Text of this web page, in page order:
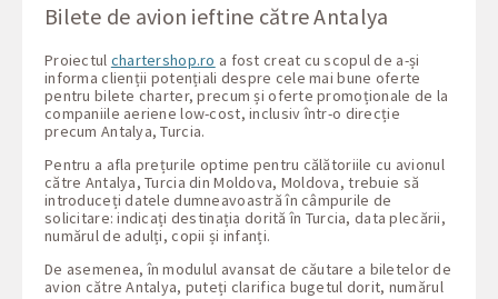
Bilete de avion ieftine către Antalya
Proiectul chartershop.ro a fost creat cu scopul de a-și
informa clienții potențiali despre cele mai bune oferte
pentru bilete charter, precum și oferte promoționale de la
companiile aeriene low-cost, inclusiv într-o direcție
precum Antalya, Turcia.
Pentru a afla prețurile optime pentru călătoriile cu avionul
către Antalya, Turcia din Moldova, Moldova, trebuie să
introduceți datele dumneavoastră în câmpurile de
solicitare: indicați destinația dorită în Turcia, data plecării,
numărul de adulți, copii și infanți.
De asemenea, în modulul avansat de căutare a biletelor de
avion către Antalya, puteți clarifica bugetul dorit, numărul